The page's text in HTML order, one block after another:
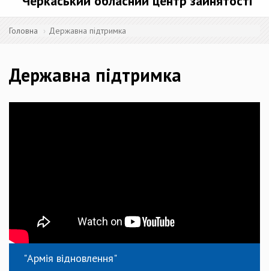
Головна Державна підтримка
Державна підтримка
"Армія відновлення"